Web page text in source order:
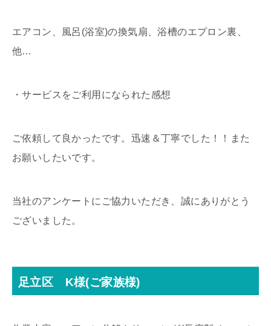
エアコン、風呂(浴室)の換気扇、浴槽のエプロン裏、
他…
・サービスをご利用になられた感想
ご依頼して良かったです。迅速＆丁寧でした！！また
お願いしたいです。
当社のアンケートにご協力いただき、誠にありがとう
ございました。
足立区 K様(ご家族様)